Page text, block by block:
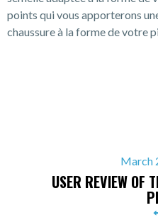
points qui vous apporterons
chaussure à la forme de votre
March
USER REVIEW OF